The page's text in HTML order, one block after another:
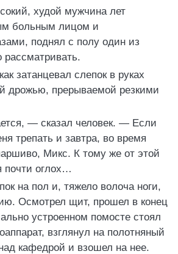
худой мужчина лет
больным лицом и
поднял с полу один из
рассматривать.
затанцевал слепок в руках
дрожью, прерываемой резкими
— сказал человек. — Если
трепать и завтра, во время
Микс. К тому же от этой
почти оглох…
на пол и, тяжело волоча ноги,
Осмотрел щит, прошел в конец
устроенном помосте стоял
взглянул на полотняный
кафедрой и взошел на нее.